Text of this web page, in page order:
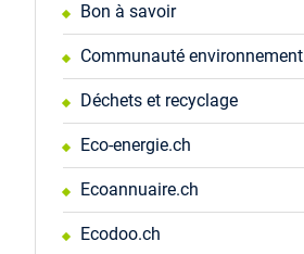
Bon à savoir
Communauté environnement
Déchets et recyclage
Eco-energie.ch
Ecoannuaire.ch
Ecodoo.ch